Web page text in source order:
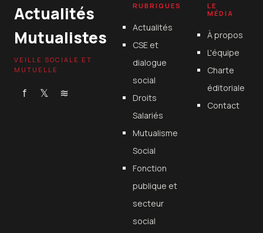
Actualités
Mutualistes
VEILLE SOCIALE ET
MUTUELLE
f 𝕏 ≋
RUBRIQUES
Actualités
CSE et
dialogue
social
Droits
Salariés
Mutualisme
Social
Fonction
publique et
secteur
social
LE
MÉDIA
À propos
L'équipe
Charte
éditoriale
Contact